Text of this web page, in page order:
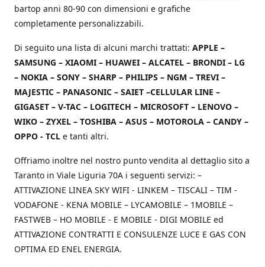
bartop anni 80-90 con dimensioni e grafiche
completamente personalizzabili.
Di seguito una lista di alcuni marchi trattati: APPLE –
SAMSUNG – XIAOMI – HUAWEI – ALCATEL – BRONDI – LG
– NOKIA – SONY – SHARP – PHILIPS – NGM – TREVI –
MAJESTIC – PANASONIC – SAIET –CELLULAR LINE –
GIGASET – V-TAC – LOGITECH – MICROSOFT – LENOVO –
WIKO – ZYXEL – TOSHIBA – ASUS – MOTOROLA – CANDY –
OPPO - TCL e tanti altri.
Offriamo inoltre nel nostro punto vendita al dettaglio sito a
Taranto in Viale Liguria 70A i seguenti servizi: –
ATTIVAZIONE LINEA SKY WIFI - LINKEM – TISCALI – TIM -
VODAFONE - KENA MOBILE – LYCAMOBILE – 1MOBILE –
FASTWEB – HO MOBILE - E MOBILE - DIGI MOBILE ed
ATTIVAZIONE CONTRATTI E CONSULENZE LUCE E GAS CON
OPTIMA ED ENEL ENERGIA.